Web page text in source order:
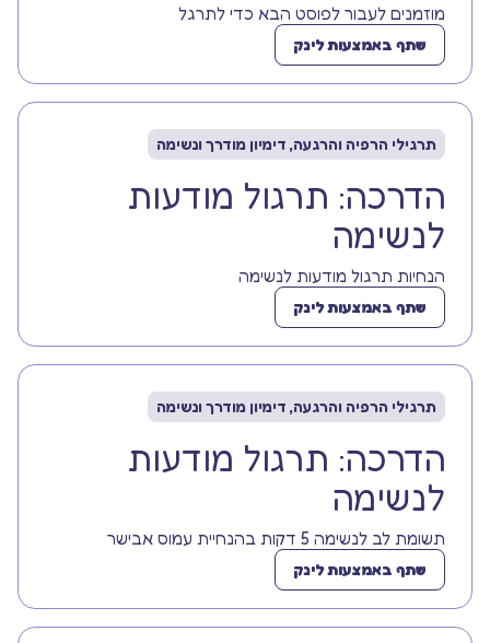
מוזמנים לעבור לפוסט הבא כדי לתרגל
שתף באמצעות לינק
תרגילי הרפיה והרגעה, דימיון מודרך ונשימה
הדרכה: תרגול מודעות
לנשימה
הנחיות תרגול מודעות לנשימה
שתף באמצעות לינק
תרגילי הרפיה והרגעה, דימיון מודרך ונשימה
הדרכה: תרגול מודעות
לנשימה
תשומת לב לנשימה 5 דקות בהנחיית עמוס אבישר
שתף באמצעות לינק